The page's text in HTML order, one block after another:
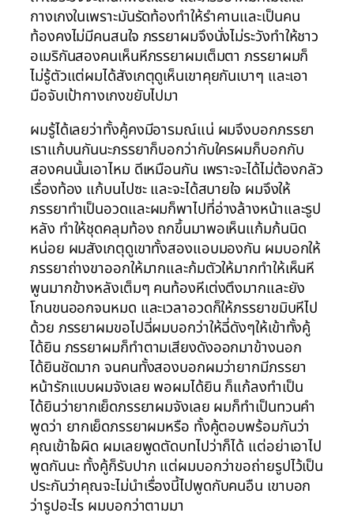
กางเกงในเพราะมันรัดท้องทำให้รำคานและเป็นคน
ท้องคงไม่มีคนสนใจ ภรรยาผมจึงนั่งไม่ระวังทำให้ชาว
อเมริกันสองคนเห็นหีภรรยาผมเต็มตา ภรรยาผมก็
ไม่รู้ตัวแต่ผมได้สังเกตุดูเห็นเขาคุยกันเบาๆ และเอา
มือจับเป้ากางเกงขยับไปมา
ผมรู้ได้เลยว่าทั้งคู้คงมีอารมณ์แน่ ผมจึงบอกภรรยา
เราแก้บนกันนะภรรยาก็บอกว่ากับใครผมก็บอกกับ
สองคนนั้นเอาไหม ดีเหมือนกัน เพราะจะได้ไม่ต้องกลัว
เรื่องท้อง แก้บนไปซะ และจะได้สบายใจ ผมจึงให้
ภรรยาทำเป็นอวดและผมก็พาไปที่อ่างล้างหน้าและรูป
หลัง ทำให้ชุดคลุมท้อง ถกขึ้นมาพอเห็นแก้มก้นนิด
หน่อย ผมสังเกตุดูเขาทั้งสองแอบมองกัน ผมบอกให้
ภรรยาถ่างขาออกให้มากและก้มตัวให้มากทำให้เห็นหี
พูนมากข้างหลังเต็มๆ คนท้องหีเต่งตึงมากและยัง
โกนขนออกจนหมด และเวลาอวดก็ให้ภรรยาขมิบหีไป
ด้วย ภรรยาผมขอไปฉี่ผมบอกว่าให้ฉี่ดังๆให้เข้าทั้งคู้
ได้ยิน ภรรยาผมก็ทำตามเสียงดังออกมาข้างนอก
ได้ยินชัดมาก จนคนทั้งสองบอกผมว่ายากมีภรรยา
หน้ารักแบบผมจังเลย พอผมได้ยิน ก็แก้ลงทำเป็น
ได้ยินว่ายากเย็ดภรรยาผมจังเลย ผมก็ทำเป็นทวนคำ
พูดว่า ยากเย็ดภรรยาผมหรือ ทั้งคู้ตอบพร้อมกันว่า
คุณเข้าใจผิด ผมเลยพูดตัดบทไปว่าก็ได้ แต่อย่าเอาไป
พูดกันนะ ทั้งคู้ก็รับปาก แต่ผมบอกว่าขอถ่ายรูปไว้เป็น
ประกันว่าคุณจะไม่นำเรื่องนี้ไปพูดกับคนอืน เขาบอก
ว่ารูปอะไร ผมบอกว่าตามมา